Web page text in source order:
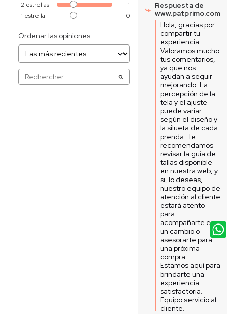
2 estrellas
1
1 estrella 0
Ordenar las opiniones
Respuesta de
www.patprimo.com
Hola, gracias por
compartir tu
experiencia.
Valoramos mucho
tus comentarios,
ya que nos
ayudan a seguir
mejorando. La
percepción de la
tela y el ajuste
puede variar
según el diseño y
la silueta de cada
prenda. Te
recomendamos
revisar la guía de
tallas disponible
en nuestra web, y
si, lo deseas,
nuestro equipo de
atención al cliente
estará atento
para
acompañarte en
un cambio o
asesorarte para
una próxima
compra.
Estamos aquí para
brindarte una
experiencia
satisfactoria.
Equipo servicio al
cliente.